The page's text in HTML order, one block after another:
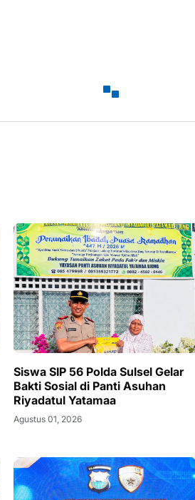
Siswa SIP 56 Polda Sulsel Gelar
Bakti Sosial di Panti Asuhan
Riyadatul Yatamaa
Agustus 01, 2026